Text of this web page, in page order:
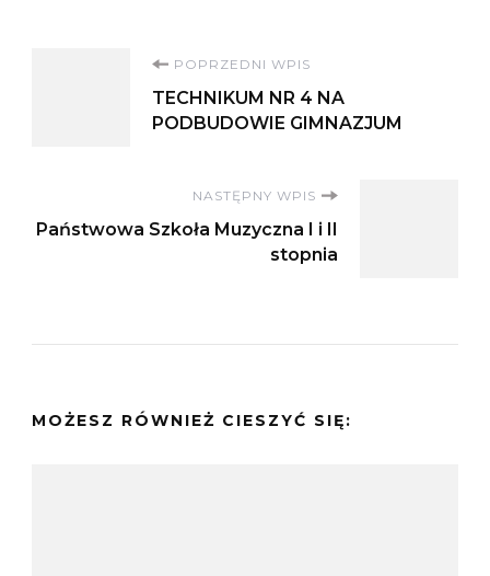
Nawigacja
wpisu
POPRZEDNI WPIS
TECHNIKUM NR 4 NA
PODBUDOWIE GIMNAZJUM
NASTĘPNY WPIS
Państwowa Szkoła Muzyczna I i II
stopnia
MOŻESZ RÓWNIEŻ CIESZYĆ SIĘ: